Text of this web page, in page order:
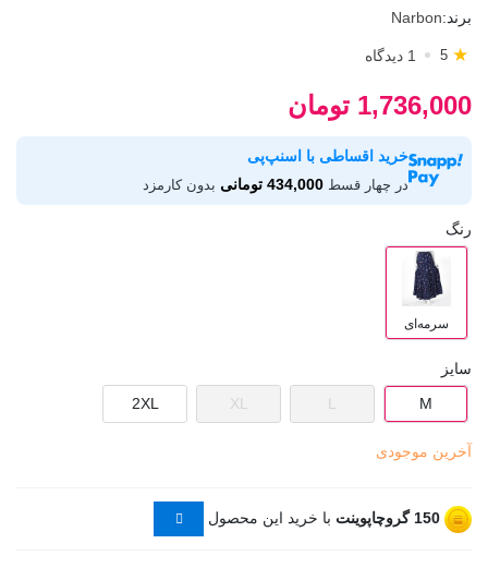
برند:Narbon
5 ★ 1 دیدگاه
1,736,000 تومان
خرید اقساطی با اسنپ‌پی
در چهار قسط 434,000 تومانی بدون کارمزد
رنگ
سرمه‌ای
سایز
M
L
XL
2XL
آخرین موجودی
150 گروچاپوینت با خرید این محصول